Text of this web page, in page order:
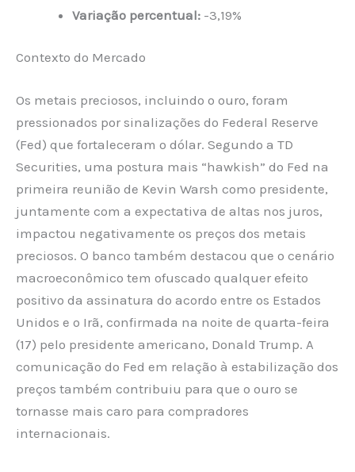
Variação percentual: -3,19%
Contexto do Mercado
Os metais preciosos, incluindo o ouro, foram
pressionados por sinalizações do Federal Reserve
(Fed) que fortaleceram o dólar. Segundo a TD
Securities, uma postura mais “hawkish” do Fed na
primeira reunião de Kevin Warsh como presidente,
juntamente com a expectativa de altas nos juros,
impactou negativamente os preços dos metais
preciosos. O banco também destacou que o cenário
macroeconômico tem ofuscado qualquer efeito
positivo da assinatura do acordo entre os Estados
Unidos e o Irã, confirmada na noite de quarta-feira
(17) pelo presidente americano, Donald Trump. A
comunicação do Fed em relação à estabilização dos
preços também contribuiu para que o ouro se
tornasse mais caro para compradores
internacionais.